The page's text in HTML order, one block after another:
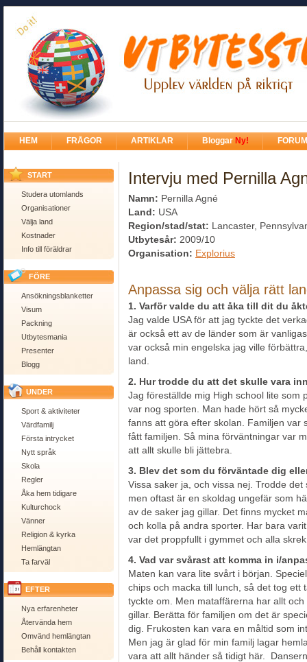
HEM FRÅGOR ARTIKLAR BloggarNy! FORUM
START
Studera utomlands
Organisationer
Välja land
Kostnader
Info till föräldrar
FÖRE
Ansökningsblanketter
Visum
Packning
Utbytesmania
Presenter
Blogg
UNDER
Sport & aktiviteter
Värdfamilj
Första intrycket
Nytt språk
Skola
Regler
Åka hem tidigare
Kulturchock
Vänner
Religion & kyrka
Hemlängtan
Ta farväl
EFTER
Nya erfarenheter
Återvända hem
Omvänd hemlängtan
Behåll kontakten
Intervju med Pernilla
Namn: Pernilla Agné
Land: USA
Region/stad/stat: Lancaster,
Utbytesår: 2009/10
Organisation: Explorius
Anpassa sig och välja rätt
1. Varför valde du att åka till dit du
Jag valde USA för att jag tyckte det
är också ett av de länder som är
var också min engelska jag ville
land.
2. Hur trodde du att det skulle vara
Jag föreställde mig High school lite som
var nog sporten. Man hade hört så
fanns att göra efter skolan. Familjen var
fått familjen. Så mina förväntningar var
att allt skulle bli jättebra.
3. Blev det som du förväntade dig
Vissa saker ja, och vissa nej. Trodde
men oftast är en skoldag ungefär som
av de saker jag gillar. Det finns mycket
och kolla på andra sporter. Har bara
var det proppfullt i gymmet och alla
4. Vad var svårast att komma in i/
Maten kan vara lite svårt i början.
chips och macka till lunch, så det tog ett
tyckte om. Men mataffärerna har allt
gillar. Berätta för familjen om det är
dig. Frukosten kan vara en måltid som
Men jag är glad för min familj lagar
vara att allt händer så tidigt här.